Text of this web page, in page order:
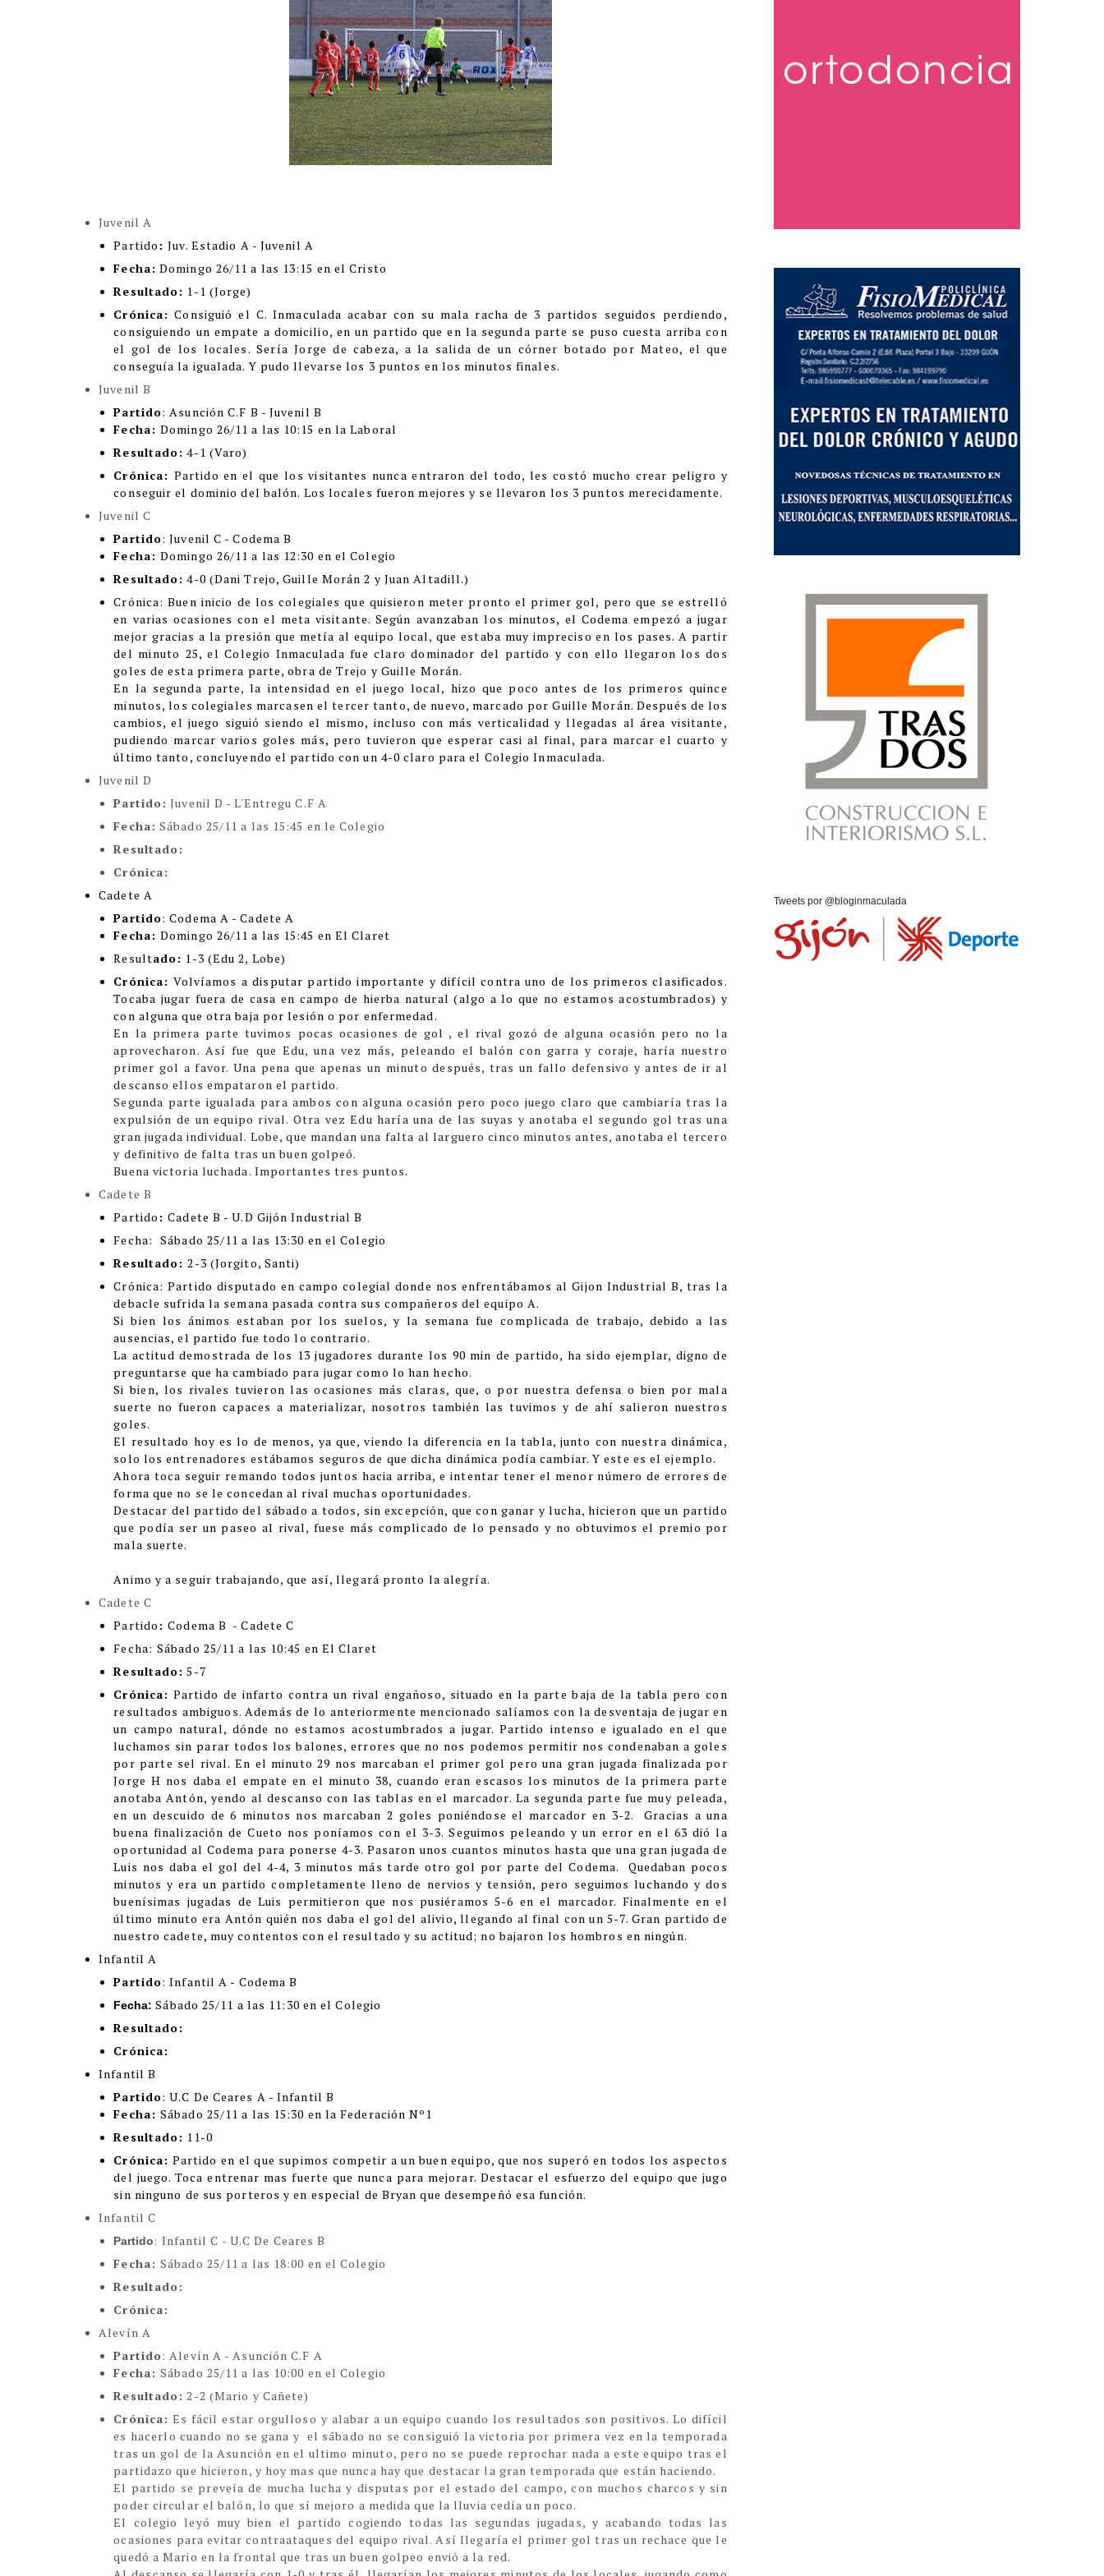
Juvenil A
Partido :Juv. Estadio A - Juvenil A
Fecha: Domingo 26/11 a las 13:15 en el Cristo
Resultado: 1-1 (Jorge)
Crónica: Consiguió el C. Inmaculada acabar con su mala racha de 3 partidos seguidos perdiendo,
consiguiendo un empate a domicilio, en un partido que en la segunda parte se puso cuesta arriba con
el gol de los locales. Sería Jorge de cabeza, a la salida de un córner botado por Mateo, el que
conseguía la igualada. Y pudo llevarse los 3 puntos en los minutos finales.
Juvenil B
Partido: Asunción C.F B - Juvenil B
Fecha:Domingo 26/11 a las 10:15 en la Laboral
Resultado: 4-1 (Varo)
Crónica: Partido en el que los visitantes nunca entraron del todo, les costó mucho crear peligro y
conseguir el dominio del balón. Los locales fueron mejores y se llevaron los 3 puntos merecidamente.
Juvenil C
Partido: Juvenil C - Codema B
Fecha:Domingo 26/11 a las 12:30 en el Colegio
Resultado: 4-0 (Dani Trejo, Guille Morán 2 y Juan Altadill.)
Crónica: Buen inicio de los colegiales que quisieron meter pronto el primer gol, pero que se estrelló
en varias ocasiones con el meta visitante. Según avanzaban los minutos, el Codema empezó a jugar
mejor gracias a la presión que metía al equipo local, que estaba muy impreciso en los pases. A partir
del minuto 25, el Colegio Inmaculada fue claro dominador del partido y con ello llegaron los dos
goles de esta primera parte, obra de Trejo y Guille Morán.
En la segunda parte, la intensidad en el juego local, hizo que poco antes de los primeros quince
minutos, los colegiales marcasen el tercer tanto, de nuevo, marcado por Guille Morán. Después de los
cambios, el juego siguió siendo el mismo, incluso con más verticalidad y llegadas al área visitante,
pudiendo marcar varios goles más, pero tuvieron que esperar casi al final, para marcar el cuarto y
último tanto, concluyendo el partido con un 4-0 claro para el Colegio Inmaculada.
Juvenil D
Partido: Juvenil D - L'Entregu C.F A
Fecha: Sábado 25/11 a las 15:45 en le Colegio
Resultado:
Crónica:
Cadete A
Partido: Codema A - Cadete A
Fecha:Domingo 26/11 a las 15:45 en El Claret
Resultado: 1-3 (Edu 2, Lobe)
Crónica: Volvíamos a disputar partido importante y difícil contra uno de los primeros clasificados.
Tocaba jugar fuera de casa en campo de hierba natural (algo a lo que no estamos acostumbrados) y
con alguna que otra baja por lesión o por enfermedad.
En la primera parte tuvimos pocas ocasiones de gol , el rival gozó de alguna ocasión pero no la
aprovecharon. Así fue que Edu, una vez más, peleando el balón con garra y coraje, haría nuestro
primer gol a favor. Una pena que apenas un minuto después, tras un fallo defensivo y antes de ir al
descanso ellos empataron el partido.
Segunda parte igualada para ambos con alguna ocasión pero poco juego claro que cambiaría tras la
expulsión de un equipo rival. Otra vez Edu haría una de las suyas y anotaba el segundo gol tras una
gran jugada individual. Lobe, que mandan una falta al larguero cinco minutos antes, anotaba el tercero
y definitivo de falta tras un buen golpeó.
Buena victoria luchada. Importantes tres puntos.
Cadete B
Partido :Cadete B - U.D Gijón Industrial B
Fecha: Sábado 25/11 a las 13:30 en el Colegio
Resultado:2-3 (Jorgito, Santi)
Crónica:Partido disputado en campo colegial donde nos enfrentábamos al Gijon Industrial B, tras la
debacle sufrida la semana pasada contra sus compañeros del equipo A.
Si bien los ánimos estaban por los suelos, y la semana fue complicada de trabajo, debido a las
ausencias, el partido fue todo lo contrario.
La actitud demostrada de los 13 jugadores durante los 90 min de partido, ha sido ejemplar, digno de
preguntarse que ha cambiado para jugar como lo han hecho.
Si bien, los rivales tuvieron las ocasiones más claras, que, o por nuestra defensa o bien por mala
suerte no fueron capaces a materializar, nosotros también las tuvimos y de ahí salieron nuestros
goles.
El resultado hoy es lo de menos, ya que, viendo la diferencia en la tabla, junto con nuestra dinámica,
solo los entrenadores estábamos seguros de que dicha dinámica podía cambiar. Y este es el ejemplo.
Ahora toca seguir remando todos juntos hacia arriba, e intentar tener el menor número de errores de
forma que no se le concedan al rival muchas oportunidades.
Destacar del partido del sábado a todos, sin excepción, que con ganar y lucha, hicieron que un partido
que podía ser un paseo al rival, fuese más complicado de lo pensado y no obtuvimos el premio por
mala suerte.
Animo y a seguir trabajando, que así, llegará pronto la alegría.
Cadete C
Partido :Codema B - Cadete C
Fecha: Sábado 25/11 a las 10:45 en El Claret
Resultado: 5-7
Crónica: Partido de infarto contra un rival engañoso, situado en la parte baja de la tabla pero con
resultados ambiguos. Además de lo anteriormente mencionado salíamos con la desventaja de jugar en
un campo natural, dónde no estamos acostumbrados a jugar. Partido intenso e igualado en el que
luchamos sin parar todos los balones, errores que no nos podemos permitir nos condenaban a goles
por parte sel rival. En el minuto 29 nos marcaban el primer gol pero una gran jugada finalizada por
Jorge H nos daba el empate en el minuto 38, cuando eran escasos los minutos de la primera parte
anotaba Antón, yendo al descanso con las tablas en el marcador. La segunda parte fue muy peleada,
en un descuido de 6 minutos nos marcaban 2 goles poniéndose el marcador en 3-2. Gracias a una
buena finalización de Cueto nos poníamos con el 3-3. Seguimos peleando y un error en el 63 dió la
oportunidad al Codema para ponerse 4-3. Pasaron unos cuantos minutos hasta que una gran jugada de
Luis nos daba el gol del 4-4, 3 minutos más tarde otro gol por parte del Codema. Quedaban pocos
minutos y era un partido completamente lleno de nervios y tensión, pero seguimos luchando y dos
buenísimas jugadas de Luis permitieron que nos pusiéramos 5-6 en el marcador. Finalmente en el
último minuto era Antón quién nos daba el gol del alivio, llegando al final con un 5-7. Gran partido de
nuestro cadete, muy contentos con el resultado y su actitud; no bajaron los hombros en ningún.
Infantil A
Partido: Infantil A - Codema B
Fecha:Sábado 25/11 a las 11:30 en el Colegio
Resultado:
Crónica:
Infantil B
Partido: U.C De Ceares A - Infantil B
Fecha:Sábado 25/11 a las 15:30 en la Federación Nº1
Resultado: 11-0
Crónica: Partido en el que supimos competir a un buen equipo, que nos superó en todos los aspectos
del juego. Toca entrenar mas fuerte que nunca para mejorar. Destacar el esfuerzo del equipo que jugo
sin ninguno de sus porteros y en especial de Bryan que desempeñó esa función.
Infantil C
Partido: Infantil C - U.C De Ceares B
Fecha:Sábado 25/11 a las 18:00 en el Colegio
Resultado:
Crónica:
Alevín A
Partido: Alevín A - Asunción C.F A
Fecha:Sábado 25/11 a las 10:00 en el Colegio
Resultado: 2-2 (Mario y Cañete)
Crónica: Es fácil estar orgulloso y alabar a un equipo cuando los resultados son positivos. Lo difícil
es hacerlo cuando no se gana y el sábado no se consiguió la victoria por primera vez en la temporada
tras un gol de la Asunción en el ultimo minuto, pero no se puede reprochar nada a este equipo tras el
partidazo que hicieron, y hoy mas que nunca hay que destacar la gran temporada que están haciendo.
El partido se preveía de mucha lucha y disputas por el estado del campo, con muchos charcos y sin
poder circular el balón, lo que sí mejoro a medida que la lluvia cedía un poco.
El colegio leyó muy bien el partido cogiendo todas las segundas jugadas, y acabando todas las
ocasiones para evitar contraataques del equipo rival. Así llegaría el primer gol tras un rechace que le
quedó a Mario en la frontal que tras un buen golpeo envió a la red.
Tweets por @bloginmaculada